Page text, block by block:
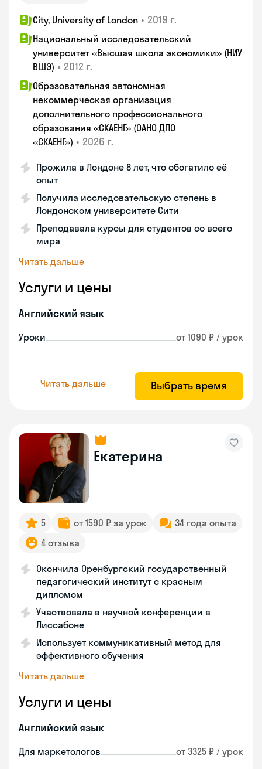
City, University of London • 2019 г.
Национальный исследовательский
университет «Высшая школа экономики» (НИУ
ВШЭ) • 2012 г.
Образовательная автономная
некоммерческая организация
дополнительного профессионального
образования «СКАЕНГ» (ОАНО ДПО
«СКАЕНГ») • 2026 г.
Прожила в Лондоне 8 лет, что обогатило её
опыт
Получила исследовательскую степень в
Лондонском университете Сити
Преподавала курсы для студентов со всего
мира
Читать дальше
Услуги и цены
Английский язык
Уроки от 1090 ₽ / урок
Читать дальше Выбрать время
Екатерина
5 от 1590 ₽ за урок
34 года опыта
4 отзыва
Окончила Оренбургский государственный
педагогический институт с красным
дипломом
Участвовала в научной конференции в
Лиссабоне
Использует коммуникативный метод для
эффективного обучения
Читать дальше
Услуги и цены
Английский язык
Для маркетологов от 3325 ₽ / урок